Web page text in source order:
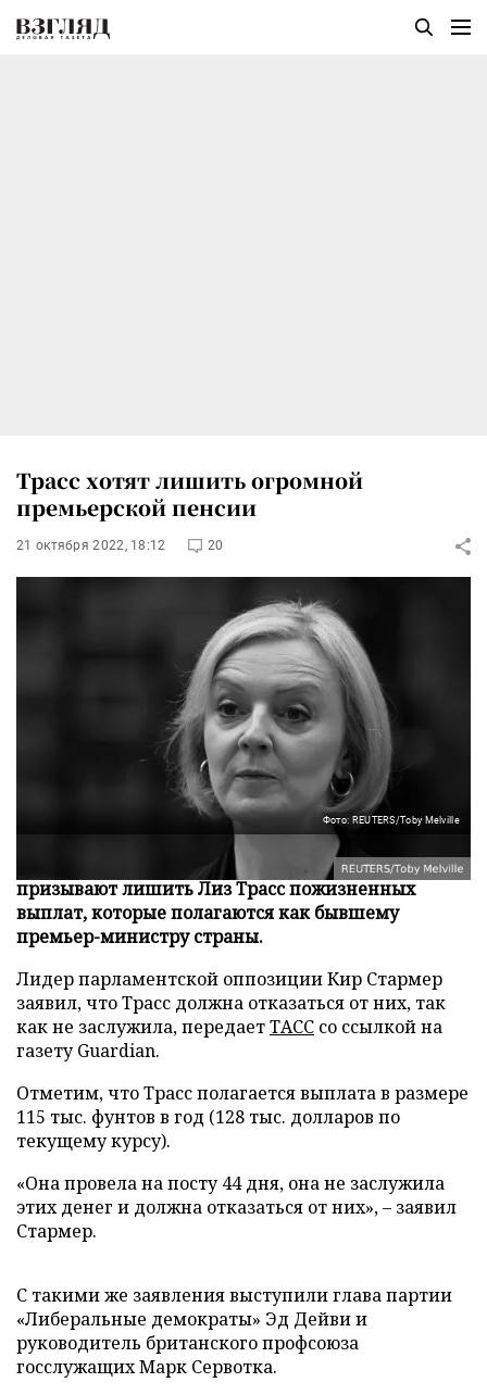
Трасс хотят лишить огромной
премьерской пенсии
21 октября 2022, 18:12 20
Фото: REUTERS/Toby Melville
Политики Британии и общественные деятели
призывают лишить Лиз Трасс пожизненных
выплат, которые полагаются как бывшему
премьер-министру страны.
Лидер парламентской оппозиции Кир Стармер
заявил, что Трасс должна отказаться от них, так
как не заслужила, передаетТАСС со ссылкой на
газету Guardian.
Отметим, что Трасс полагается выплата в размере
115 тыс. фунтов в год (128 тыс. долларов по
текущему курсу).
«Она провела на посту 44 дня, она не заслужила
этих денег и должна отказаться от них», – заявил
Стармер.
С такими же заявления выступили глава партии
«Либеральные демократы» Эд Дейви и
руководитель британского профсоюза
госслужащих Марк Сервотка.